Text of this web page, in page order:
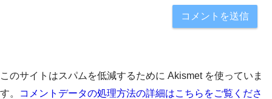
このサイトはスパムを低減するために Akismet を使っていま
す。
コメントデータの処理方法の詳細はこちらをご覧くださ